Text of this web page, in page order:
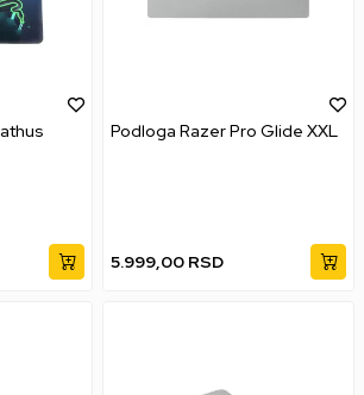
Podloga Razer Pro Glide XXL
5.999,00 RSD